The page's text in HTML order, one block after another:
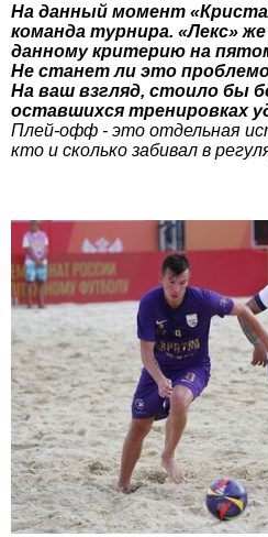
На данный момент
команда турнира. «Лекс»
данному критерию на
Не станет ли это
На ваш взгляд, стоило бы
оставшихся тренировках
Плей-офф - это отдельная
кто и сколько забивал в